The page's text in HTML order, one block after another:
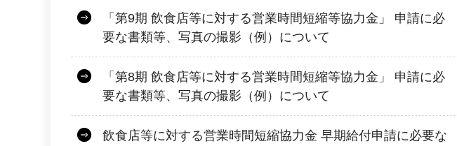
「第9期 飲食店等に対する営業時間短縮等協力金」 申請に必
要な書類等、写真の撮影（例）について
「第8期 飲食店等に対する営業時間短縮等協力金」 申請に必
要な書類等、写真の撮影（例）について
飲食店等に対する営業時間短縮協力金 早期給付申請に必要な